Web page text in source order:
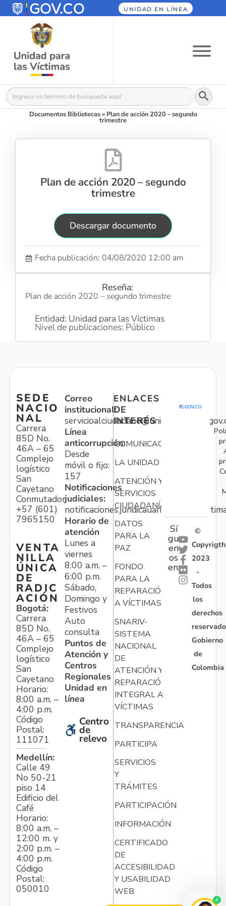
UNIDAD EN LÍNEA
Buscar: Botón
Documentos Bibliotecas» Plan de acción 2020 – segundo
trimestre
Plan de acción 2020 – segundo
trimestre
Descargar documento
Fecha publicación: 04/08/2020 12:00 am
Reseña:
Plan de acción 2020 – segundo trimestre
Entidad: Unidad para las Víctimas
Nivel de publicaciones: Público
SEDE
NACIO
NAL
Carrera
85D No.
46A – 65
Complejo
logístico
San
Cayetano
Conmutador:
+57 (601)
7965150
VENTA
NILLA
ÚNICA
DE
RADIC
ACIÓN
Bogotá:
Carrera
85D No.
46A – 65
Complejo
logístico
San
Cayetano
Horario:
8:00 a.m. –
4:00 p.m.
Código
Postal:
111071
Medellín:
Calle 49
No 50-21
piso 14
Edificio del
Café
Horario:
8:00 a.m. –
12:00 m. y
2:00 p.m. –
4:00 p.m.
Código
Postal:
050010
Correo
institucional:
Línea
anticorrupción:
Desde
móvil o fijo:
157
Notificaciones
judiciales:
Horario de
atención
Lunes a
viernes
8:00 a.m. –
6:00 p.m.
Sábado,
Domingo y
Festivos
Auto
consulta
Puntos de
Atención y
Centros
Regionales
Unidad en
línea
Centro
de
relevo
ENLACES
DE
INTERÉS
COMUNICACIONES
LA UNIDAD
ATENCIÓN Y
SERVICIOS
CIUDADANÍA
DATOS
PARA LA
PAZ
FONDO
PARA LA
REPARACIÓN
A VÍCTIMAS
SNARIV-
SISTEMA
NACIONAL
DE
ATENCIÓN Y
REPARACIÓN
INTEGRAL A
VÍCTIMAS
TRANSPARENCIA
PARTICIPA
SERVICIOS
Y
TRÁMITES
PARTICIPACIÓN
INFORMACIÓN
CERTIFICADO
DE
ACCESIBILIDAD
Y USABILIDAD
WEB
Sí
gu
en
os
en:
©
Copyrigth
2023
-
Todos
los
derechos
Gobierno
de
Colombia
4